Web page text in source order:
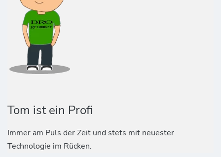
Tom ist ein Profi
Immer am Puls der Zeit und stets mit neuester
Technologie im Rücken.